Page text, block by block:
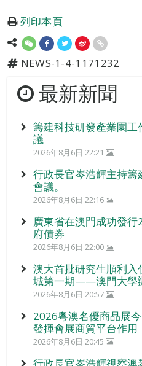
列印本頁
NEWS-1-4-1171232
最新新聞
籌建科技研發產業園
議
2026年8月6日 22:21
行政長官岑浩輝主持籌
會議。
2026年8月6日 22:16
廣東省在澳門成功發
府債券
2026年8月6日 22:00
澳大首批研究生順利入
城第一期——澳門大學
2026年8月6日 20:57
2026粵澳名優商品展
發揮會展商貿平台作用
2026年8月6日 20:45